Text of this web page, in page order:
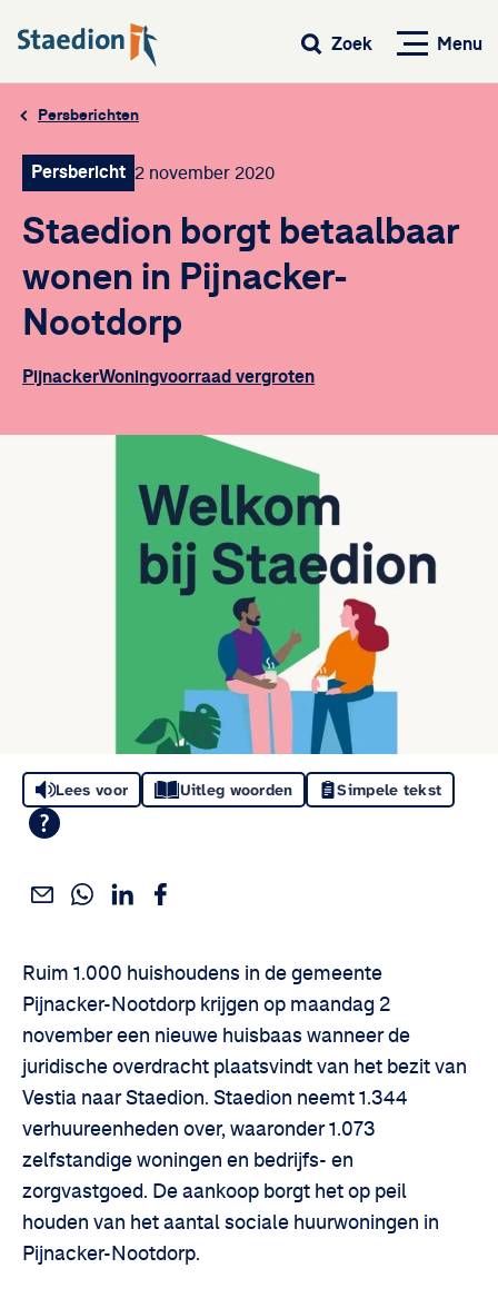
Menu
Zoek
Persberichten
Persbericht 2 november 2020
Staedion borgt betaalbaar
wonen in Pijnacker-
Nootdorp
PijnackerWoningvoorraad vergroten
Lees voor Uitleg woorden Simpele tekst
Deel het artikel:
Deel dit via e-mail
Deel dit via WhatsApp
Deel dit via Linkedin
Deel dit via Facebook
Ruim 1.000 huishoudens in de gemeente
Pijnacker-Nootdorp krijgen op maandag 2
november een nieuwe huisbaas wanneer de
juridische overdracht plaatsvindt van het bezit van
Vestia naar Staedion. Staedion neemt 1.344
verhuureenheden over, waaronder 1.073
zelfstandige woningen en bedrijfs- en
zorgvastgoed. De aankoop borgt het op peil
houden van het aantal sociale huurwoningen in
Pijnacker-Nootdorp.